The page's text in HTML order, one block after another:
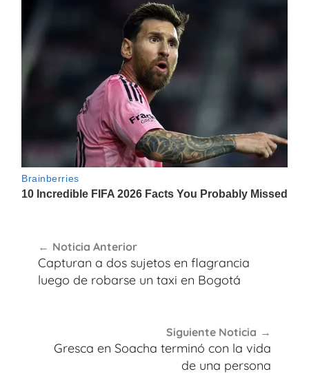
de
entradas
Noticia Anterior
Capturan a dos sujetos en flagrancia
luego de robarse un taxi en Bogotá
Siguiente Noticia
Gresca en Soacha terminó con la vida
de una persona